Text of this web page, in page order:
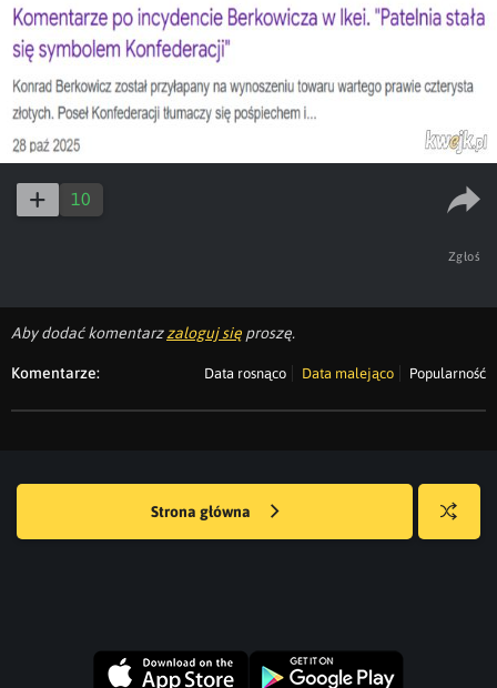
10
Zgłoś
Aby dodać komentarzzaloguj się proszę.
Komentarze: Data rosnąco Data malejąco Popularność
Strona główna